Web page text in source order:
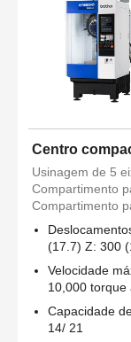
Centro
Usinagem de 5
Compartimento
Compartimento
(17.7) Z: 300
Velocidade
10,000 torque
Capacidade
14/ 21